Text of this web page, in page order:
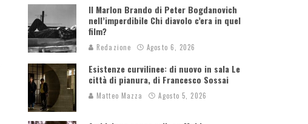
Il Marlon Brando di Peter Bogdanovich
nell’imperdibile Chi diavolo c’era in quel
film?
Redazione Agosto 6, 2026
Esistenze curvilinee: di nuovo in sala Le
città di pianura, di Francesco Sossai
Matteo Mazza Agosto 5, 2026